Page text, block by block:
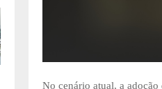
No cenário atual, a